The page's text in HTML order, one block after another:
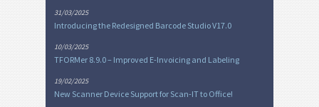
31/03/2025
Introducing the Redesigned Barcode Studio V17.0
10/03/2025
TFORMer 8.9.0 – Improved E-Invoicing and Labeling
19/02/2025
New Scanner Device Support for Scan-IT to Office!